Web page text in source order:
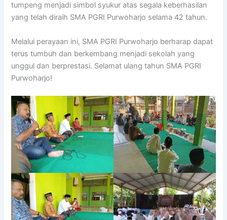
tumpeng menjadi simbol syukur atas segala keberhasilan
yang telah diraih SMA PGRI Purwoharjo selama 42 tahun.
Melalui perayaan ini, SMA PGRI Purwoharjo berharap dapat
terus tumbuh dan berkembang menjadi sekolah yang
unggul dan berprestasi. Selamat ulang tahun SMA PGRI
Purwoharjo!